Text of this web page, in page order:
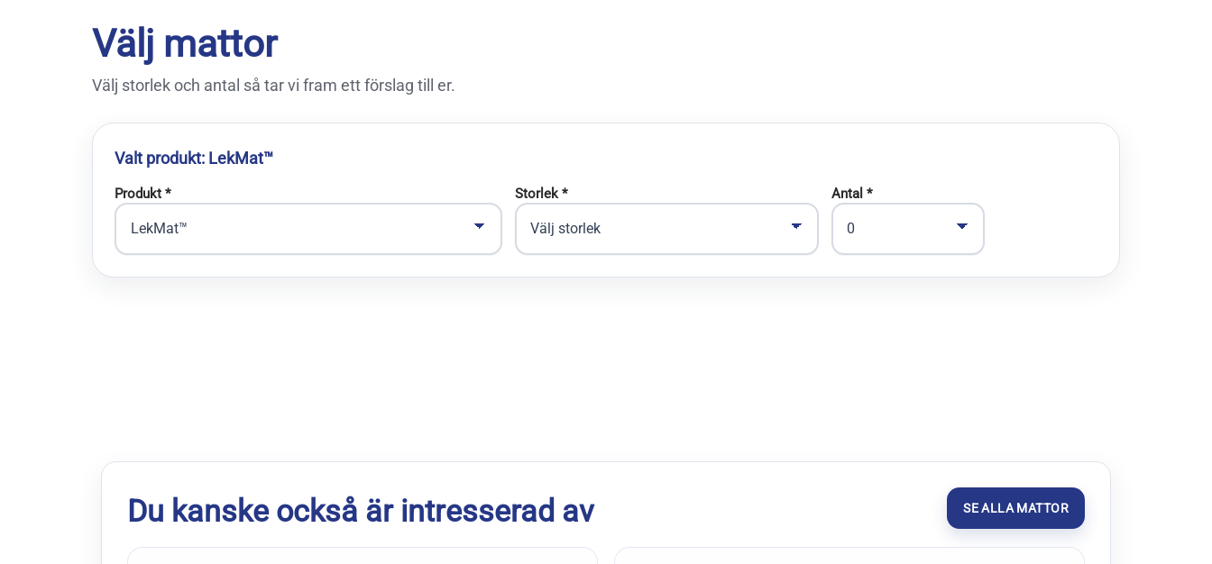
Välj mattor
Välj storlek och antal så tar vi fram ett förslag till er.
Valt produkt: LekMat™
Produkt * Storlek * Antal *
Du kanske också är intresserad av SE ALLA MATTOR